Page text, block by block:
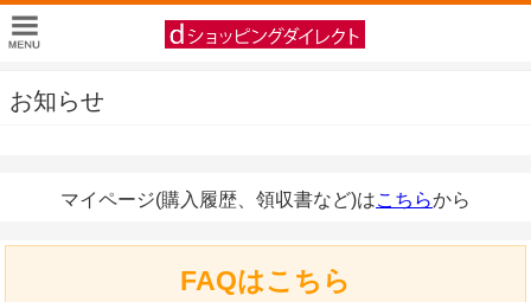
お知らせ
マイページ(購入履歴、領収書など)はこちらから
FAQはこちら